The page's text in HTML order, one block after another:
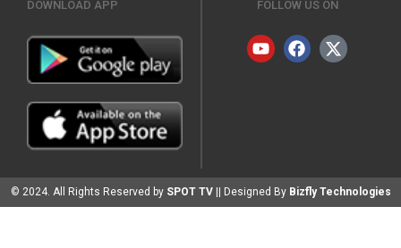
DOWNLOAD APP FOLLOW US ON
© 2024. All Rights Reserved by SPOT TV || Designed By Bizfly Technologies